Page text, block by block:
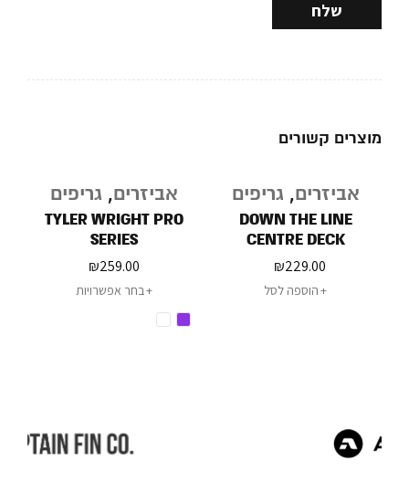
מוצרים קשורים
אביזרים, גריפים
TYLER WRIGHT PRO
SERIES
₪259.00
בחר אפשרויות
אביזרים, גריפים
DOWN THE LINE
CENTRE DECK
₪229.00
הוספה לסל